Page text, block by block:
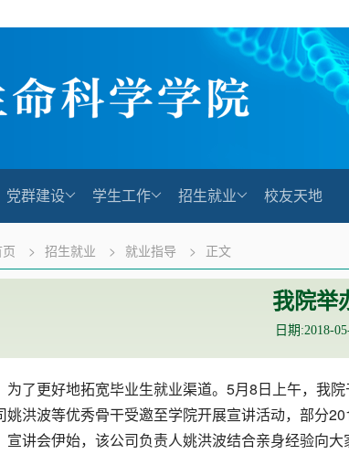
党群建设 学生工作 招生就业 校友天地
> 招生就业 > 就业指导 > 正文
我院举
日期:2018-
为了更好地拓宽毕业生就业渠道。5月8日上午，我
姚洪波等优秀骨干受邀至学院开展宣讲活动，部分
宣讲会伊始，该公司负责人姚洪波结合亲身经验向